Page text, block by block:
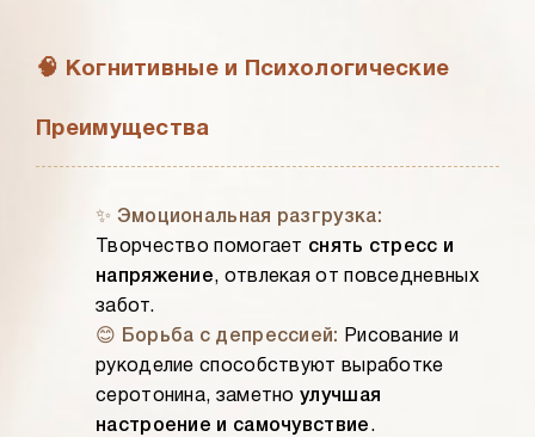
🧠 Когнитивные и Психологические
Преимущества
✨ Эмоциональная разгрузка:
Творчество помогает снять стресс и
напряжение, отвлекая от повседневных
забот.
😊 Борьба с депрессией:
Рисование и
рукоделие способствуют выработке
серотонина, заметноулучшая
настроение и самочувствие .